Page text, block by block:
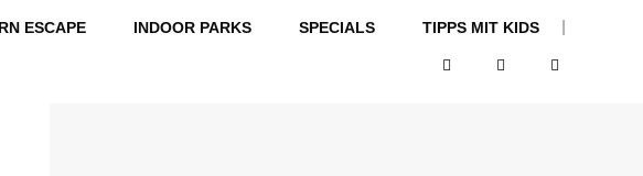
ESCAPE INDOOR PARKS SPECIALS TIPPS MIT KIDS |
a n o